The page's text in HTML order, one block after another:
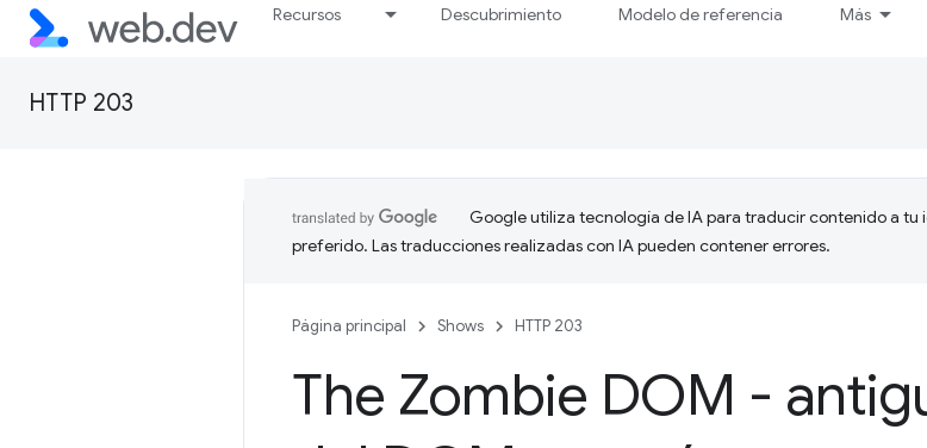
Recursos Descubrimiento Modelo de referencia Más
HTTP 203
Google utiliza tecnología de IA para traducir contenido a tu
preferido. Las traducciones realizadas con IA pueden contener errores.
Página principal Shows HTTP 203
The Zombie DOM -